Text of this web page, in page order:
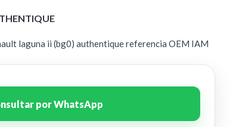
laguna ii (bg0) authentique referencia OEM IAM
por WhatsApp